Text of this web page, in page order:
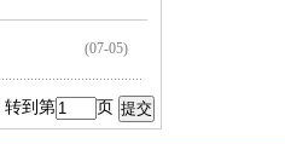
(07-05)
转到第 页